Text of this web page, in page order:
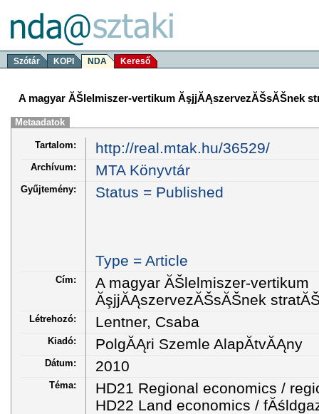
Szótár KOPI NDA Kereső
A magyar ĂŠlelmiszer-vertikum ĂşjjĂĄszervezĂŠsĂŠnek
Metaadatok
Tartalom: http://real.mtak.hu/36529/
Archívum: MTA Könyvtár
Gyűjtemény: Status = Published
Type = Article
Cím:
A magyar ĂŠlelmiszer-vertikum
ĂşjjĂĄszervezĂŠsĂŠnek
Létrehozó: Lentner, Csaba
Kiadó: PolgĂĄri Szemle AlapĂ­tvĂĄny
Dátum: 2010
Téma:
HD21 Regional economics /
HD22 Land economics /